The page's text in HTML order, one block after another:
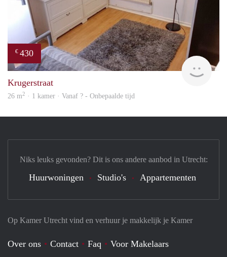
€ 430
Krugerstraat
26 m2 · 1 kamer · Vanaf ? - Onbepaalde tijd
Op Kamer Utrecht vind en verhuur je makkelijk je Kamer
Over ons Contact Faq Voor Makelaars
Niks leuks gevonden? Dit is ons andere aanbod in Utrecht:
Huurwoningen Studio's Appartementen